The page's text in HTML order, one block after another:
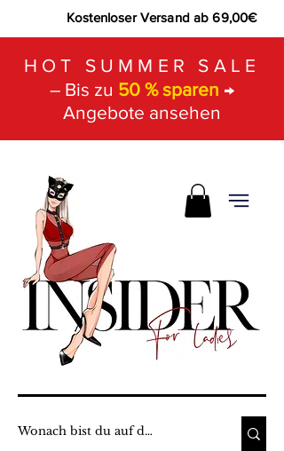
Kostenloser Versand ab 69,00€
HOT SUMMER SALE
– Bis zu 50 % sparen →
Angebote ansehen